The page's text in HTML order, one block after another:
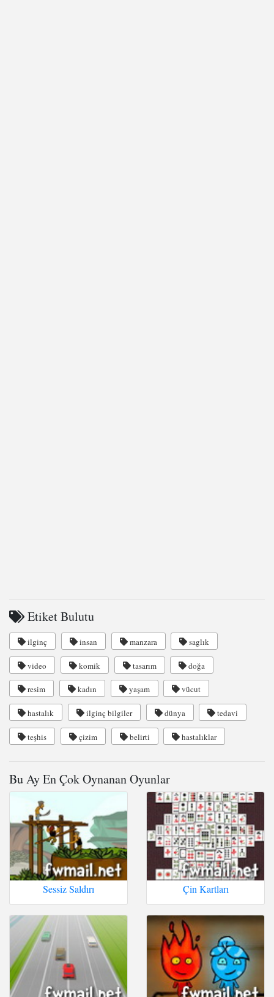
Etiket Bulutu
ilginç insan manzara saglık
video komik tasarım doğa
resim kadın yaşam vücut
hastalık ilginç bilgiler dünya tedavi
teşhis çizim belirti hastalıklar
Bu Ay En Çok Oynanan Oyunlar
Sessiz Saldırı Çin Kartları